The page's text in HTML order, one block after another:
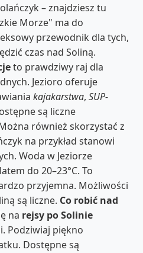
– znajdziesz tu
Morze" ma do
przewodnik dla tych,
czas nad Soliną.
to prawdziwy raj dla
Jezioro oferuje
kajakarstwa, SUP-
są liczne
również skorzystać z
na przykład stanowi
Woda w Jeziorze
do 20–23°C. To
przyjemna. Możliwości
są liczne. Co robić nad
na rejsy po Solinie
Podziwiaj piękno
Dostępne są